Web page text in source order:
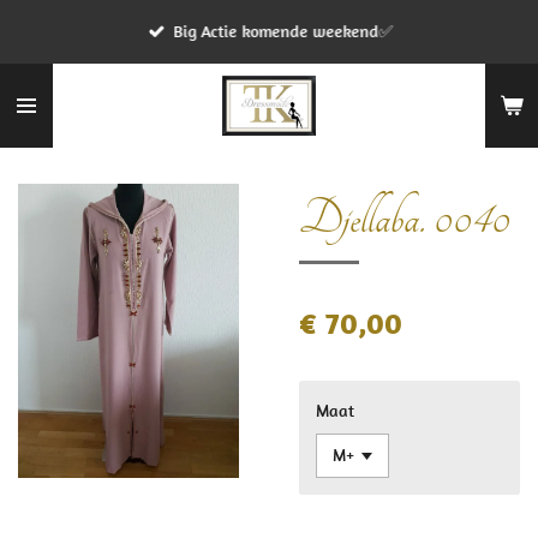
de
Big Actie komende weekend✅
Djellaba. 0040
€ 70,00
Maat